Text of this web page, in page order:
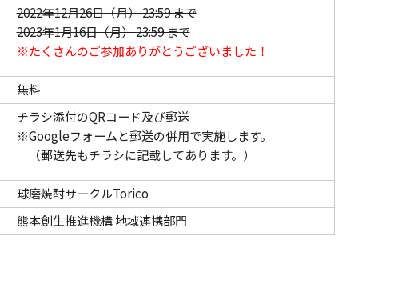
2022年12月26日（月） 23:59 まで
2023年1月16日（月） 23:59 まで
※たくさんのご参加ありがとうございました！
無料
チラシ添付のQRコード及び郵送
※Googleフォームと郵送の併用で実施します。
（郵送先もチラシに記載してあります。）
球磨焼酎サークルTorico
熊本創生推進機構 地域連携部門